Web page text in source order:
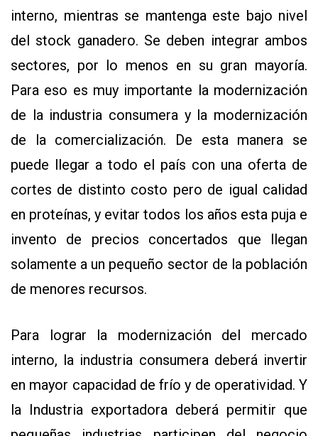
interno, mientras se mantenga este bajo nivel
del stock ganadero. Se deben integrar ambos
sectores, por lo menos en su gran mayoría.
Para eso es muy importante la modernización
de la industria consumera y la modernización
de la comercialización. De esta manera se
puede llegar a todo el país con una oferta de
cortes de distinto costo pero de igual calidad
en proteínas, y evitar todos los años esta puja e
invento de precios concertados que llegan
solamente a un pequeño sector de la población
de menores recursos.
Para lograr la modernización del mercado
interno, la industria consumera deberá invertir
en mayor capacidad de frío y de operatividad. Y
la Industria exportadora deberá permitir que